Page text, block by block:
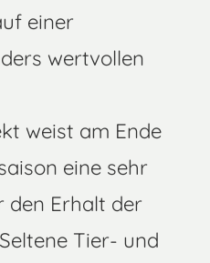
einer
wertvollen
weist am Ende
eine sehr
den Erhalt der
Tier- und